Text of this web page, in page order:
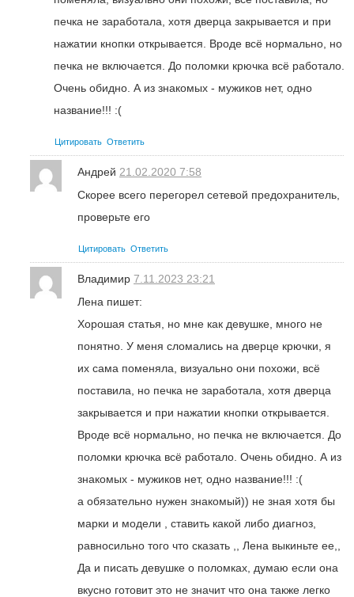
печка не заработала, хотя дверца закрывается и при
нажатии кнопки открывается. Вроде всё нормально, но
печка не включается. До поломки крючка всё работало.
Очень обидно. А из знакомых - мужиков нет, одно
название!!! :(
Цитировать Ответить
Андрей 21.02.2020 7:58
Скорее всего перегорел сетевой предохранитель,
проверьте его
Цитировать Ответить
Владимир 7.11.2023 23:21
Лена пишет:
Хорошая статья, но мне как девушке, много не
понятно. У меня сломались на дверце крючки, я
их сама поменяла, визуально они похожи, всё
поставила, но печка не заработала, хотя дверца
закрывается и при нажатии кнопки открывается.
Вроде всё нормально, но печка не включается. До
поломки крючка всё работало. Очень обидно. А из
знакомых - мужиков нет, одно название!!! :(
а обязательно нужен знакомый)) не зная хотя бы
марки и модели , ставить какой либо диагноз,
равносильно того что сказать ,, Лена выкиньте ее,,
Да и писать девушке о поломках, думаю если она
вкусно готовит это не значит что она также легко